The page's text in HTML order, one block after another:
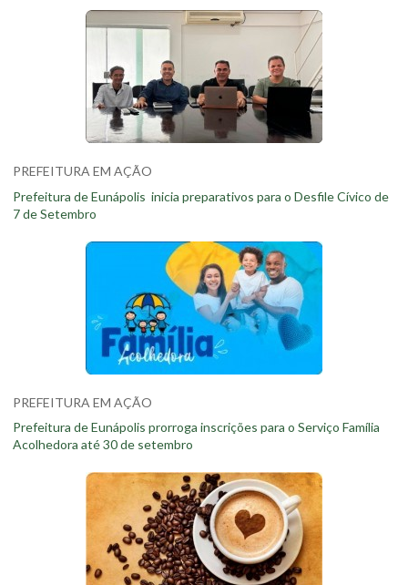
PREFEITURA EM AÇÃO
Prefeitura de Eunápolis inicia preparativos para o Desfile Cívico de
7 de Setembro
PREFEITURA EM AÇÃO
Prefeitura de Eunápolis prorroga inscrições para o Serviço Família
Acolhedora até 30 de setembro